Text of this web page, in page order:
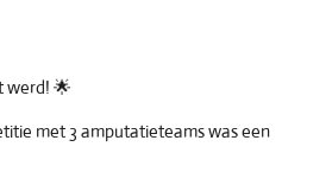
werd! 🌟
met 3 amputatieteams was een